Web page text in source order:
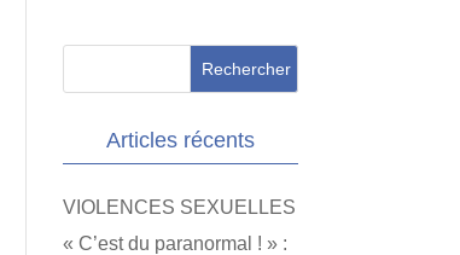
Articles récents
VIOLENCES SEXUELLES
« C’est du paranormal ! » :